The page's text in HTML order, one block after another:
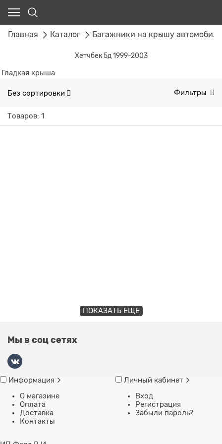
Главная Каталог Багажники на крышу автомобиля
Хетчбек 5д 1999-2003
Гладкая крыша
Без сортировки Фильтры
Товаров: 1
ПОКАЗАТЬ ЕЩЕ
Мы в соц сетях
Информация
О магазине
Оплата
Доставка
Контакты
Личный кабинет
Вход
Регистрация
Забыли пароль?